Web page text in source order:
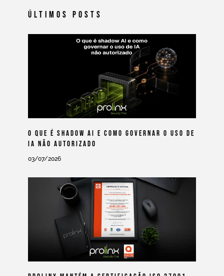
Últimos Posts
O Que É Shadow AI E Como Governar O Uso De
IA Não Autorizado
03/07/2026